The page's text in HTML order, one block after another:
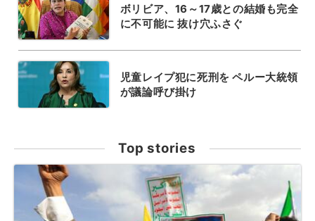
ボリビア、16～17歳との結婚も完全
に不可能に 抜け穴ふさぐ
児童レイプ犯に死刑を ペルー大統領
が議論呼び掛け
Top stories